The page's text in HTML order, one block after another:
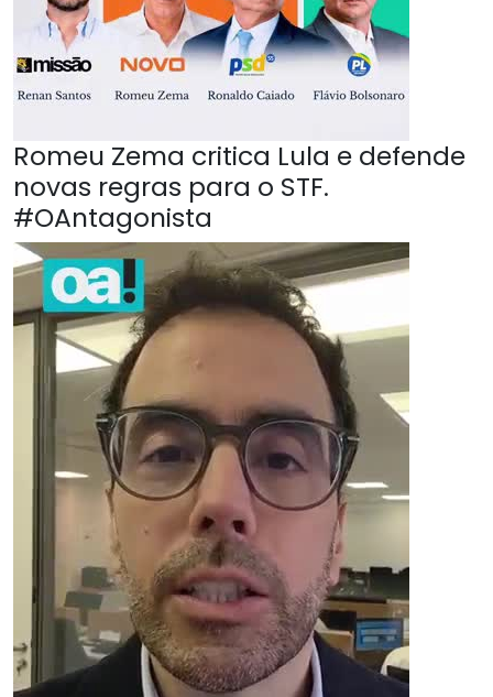
Romeu Zema critica Lula e defende
novas regras para o STF.
#OAntagonista